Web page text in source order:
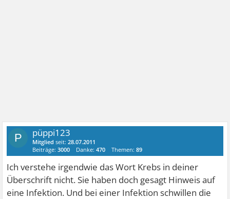
P püppi123
Mitglied seit:28.07.2011
Beiträge:3000 Danke:470 Themen:89
Ich verstehe irgendwie das Wort Krebs in deiner
Überschrift nicht. Sie haben doch gesagt Hinweis auf
eine Infektion. Und bei einer Infektion schwillen die